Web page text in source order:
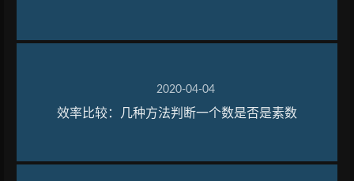
2020-04-04
效率比较：几种方法判断一个数是否是素数